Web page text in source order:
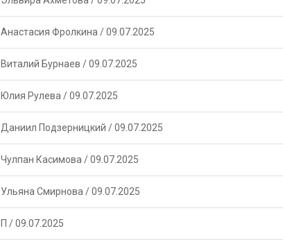
Анастасия Фролкина /09.07.2025
Виталий Бурнаев /09.07.2025
Юлия Рулева /09.07.2025
Даниил Подзерницкий /09.07.2025
Чулпан Касимова /09.07.2025
Ульяна Смирнова /09.07.2025
П /09.07.2025